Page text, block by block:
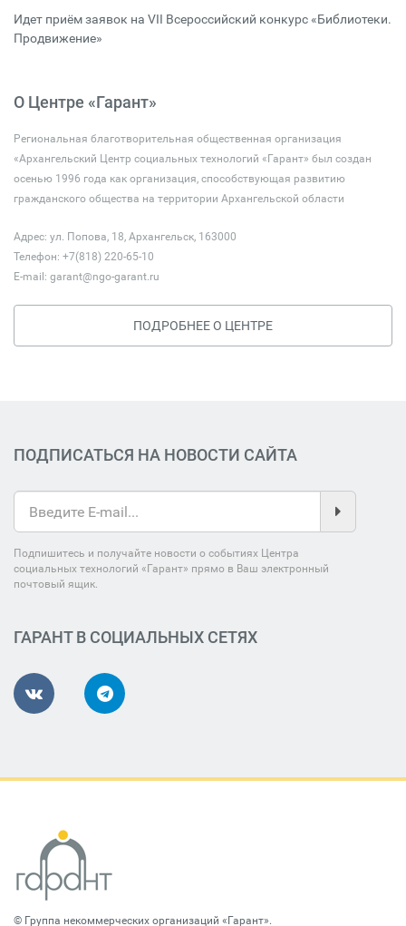
Идет приём заявок на VII Всероссийский конкурс «Библиотеки.
Продвижение»
О Центре «Гарант»
Региональная благотворительная общественная организация
«Архангельский Центр социальных технологий «Гарант» был создан
осенью 1996 года как организация, способствующая развитию
гражданского общества на территории Архангельской области
Адрес: ул. Попова, 18, Архангельск, 163000
Телефон: +7(818) 220-65-10
E-mail: garant@ngo-garant.ru
ПОДРОБНЕЕ О ЦЕНТРЕ
ПОДПИСАТЬСЯ НА НОВОСТИ САЙТА
Подпишитесь и получайте новости о событиях Центра
социальных технологий «Гарант» прямо в Ваш электронный
почтовый ящик.
ГАРАНТ В СОЦИАЛЬНЫХ СЕТЯХ
© Группа некоммерческих организаций «Гарант».